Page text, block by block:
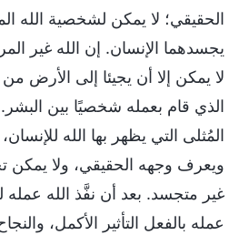
الحقيقي؛ لا يمكن لشخصية الله
يجسدهما الإنسان. إن الله غير
لا يمكن إلا أن يجيئا إلى الأرض
الذي قام بعمله شخصيًا بين
المُثلى التي يظهر بها الله
ويعرف وجهه الحقيقي، ولا يمكن
غير متجسد. بعد أن نفَّذ الله عمله
عمله بالفعل التأثير الأكمل،